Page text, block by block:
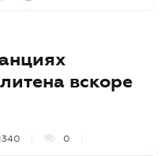
вскоре
0